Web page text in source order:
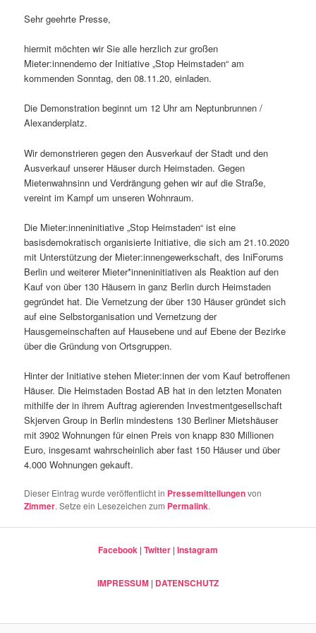
Sehr geehrte Presse,
hiermit möchten wir Sie alle herzlich zur großen
Mieter:innendemo der Initiative „Stop Heimstaden“ am
kommenden Sonntag, den 08.11.20, einladen.
Die Demonstration beginnt um 12 Uhr am Neptunbrunnen /
Alexanderplatz.
Wir demonstrieren gegen den Ausverkauf der Stadt und den
Ausverkauf unserer Häuser durch Heimstaden. Gegen
Mietenwahnsinn und Verdrängung gehen wir auf die Straße,
vereint im Kampf um unseren Wohnraum.
Die Mieter:inneninitiative „Stop Heimstaden“ ist eine
basisdemokratisch organisierte Initiative, die sich am 21.10.2020
mit Unterstützung der Mieter:innengewerkschaft, des IniForums
Berlin und weiterer Mieter*inneninitiativen als Reaktion auf den
Kauf von über 130 Häusern in ganz Berlin durch Heimstaden
gegründet hat. Die Vernetzung der über 130 Häuser gründet sich
auf eine Selbstorganisation und Vernetzung der
Hausgemeinschaften auf Hausebene und auf Ebene der Bezirke
über die Gründung von Ortsgruppen.
Hinter der Initiative stehen Mieter:innen der vom Kauf betroffenen
Häuser. Die Heimstaden Bostad AB hat in den letzten Monaten
mithilfe der in ihrem Auftrag agierenden Investmentgesellschaft
Skjerven Group in Berlin mindestens 130 Berliner Mietshäuser
mit 3902 Wohnungen für einen Preis von knapp 830 Millionen
Euro, insgesamt wahrscheinlich aber fast 150 Häuser und über
4.000 Wohnungen gekauft.
Dieser Eintrag wurde veröffentlicht in Pressemitteilungenvon
Zimmer. Setze ein Lesezeichen zum Permalink.
Facebook | Twitter | Instagram
IMPRESSUM | DATENSCHUTZ